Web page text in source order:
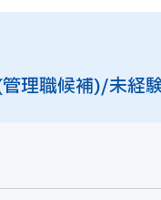
理職候補)/未経